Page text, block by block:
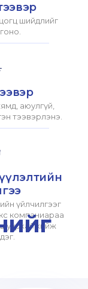
шийдлийг
аюулгүй,
тээвэрлэнэ.
үйлчилгээг
компаниараа
хийж